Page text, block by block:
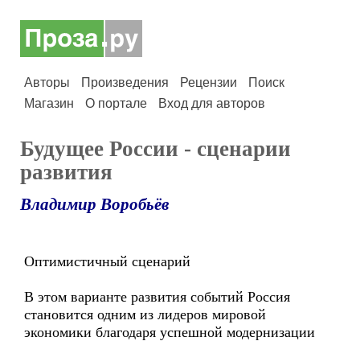
Авторы Произведения Рецензии
Поиск
Магазин
О портале Вход для авторов
Будущее России - сценарии
развития
Владимир Воробьёв
Оптимистичный сценарий
В этом варианте развития событий Россия
становится одним из лидеров мировой
экономики благодаря успешной модернизации